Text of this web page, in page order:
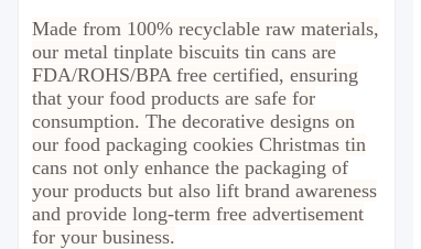
Made from 100% recyclable raw materials,
our metal tinplate biscuits tin cans are
FDA/ROHS/BPA free certified, ensuring
that your food products are safe for
consumption. The decorative designs on
our food packaging cookies Christmas tin
cans not only enhance the packaging of
your products but also lift brand awareness
and provide long-term free advertisement
for your business.